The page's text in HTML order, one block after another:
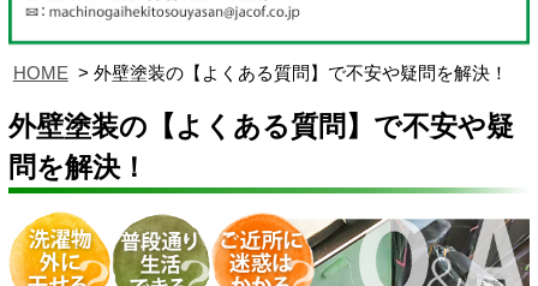
HOME 外壁塗装の【よくある質問】で不安や疑問を解決！
外壁塗装の【よくある質問】で不安や疑
問を解決！